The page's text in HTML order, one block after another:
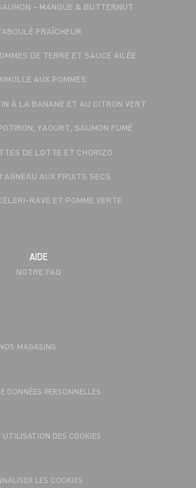
- MANGUE & BUTTERNUT
FRAÎCHEUR
DE TERRE ET SAUCE AILÉE
AUX POMMES
À LA BANANE ET AU CITRON VERT
YAOURT, SAUMON FUMÉ
DE LOTTE ET CHORIZO
AUX FRUITS SECS
RAVE ET POMME VERTE
AIDE
NOTRE FAQ
NOS MAGASINS
DONNÉES PERSONNELLES
DES COOKIES
LES COOKIES